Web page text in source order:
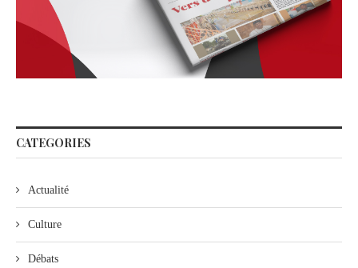
CATEGORIES
Actualité
Culture
Débats